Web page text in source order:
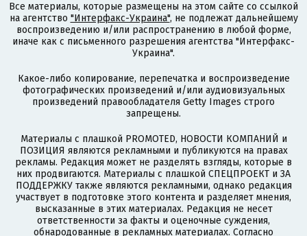
Все материалы, которые размещены на этом сайте со ссылкой
на агентство "Интерфакс-Украина", не подлежат дальнейшему
воспроизведению и/или распространению в любой форме,
иначе как с письменного разрешения агентства "Интерфакс-
Украина".
Какое-либо копирование, перепечатка и воспроизведение
фотографических произведений и/или аудиовизуальных
произведений правообладателя Getty Images строго
запрещены.
Материалы с плашкой PROMOTED, НОВОСТИ КОМПАНИЙ и
ПОЗИЦИЯ являются рекламными и публикуются на правах
рекламы. Редакция может не разделять взгляды, которые в
них продвигаются. Материалы с плашкой СПЕЦПРОЕКТ и ЗА
ПОДДЕРЖКУ также являются рекламными, однако редакция
участвует в подготовке этого контента и разделяет мнения,
высказанные в этих материалах. Редакция не несет
ответственности за факты и оценочные суждения,
обнародованные в рекламных материалах. Согласно